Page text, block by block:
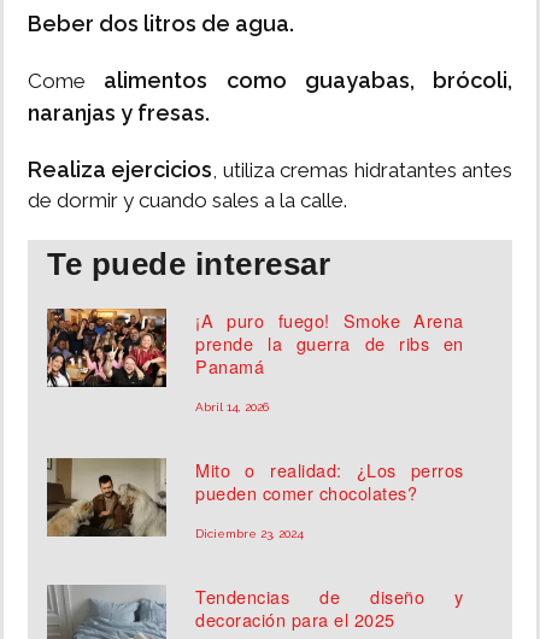
Beber dos litros de agua.
Come alimentos como guayabas, brócoli,
naranjas y fresas.
Realiza ejercicios, utiliza cremas hidratantes antes
de dormir y cuando sales a la calle.
Te puede interesar
¡A puro fuego! Smoke Arena
prende la guerra de ribs en
Panamá
Abril 14, 2026
Mito o realidad: ¿Los perros
pueden comer chocolates?
Diciembre 23, 2024
Tendencias de diseño y
decoración para el 2025